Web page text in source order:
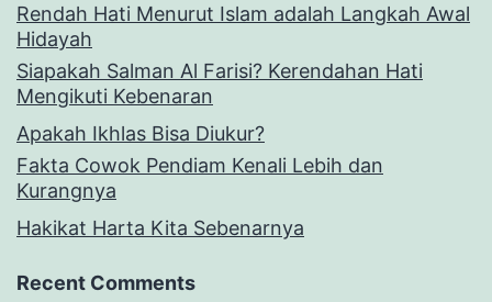
Rendah Hati Menurut Islam adalah Langkah Awal
Hidayah
Siapakah Salman Al Farisi? Kerendahan Hati
Mengikuti Kebenaran
Apakah Ikhlas Bisa Diukur?
Fakta Cowok Pendiam Kenali Lebih dan
Kurangnya
Hakikat Harta Kita Sebenarnya
Recent Comments